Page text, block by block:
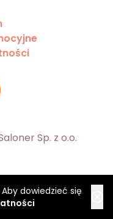
dowiedzieć się
Sp. z o.o.